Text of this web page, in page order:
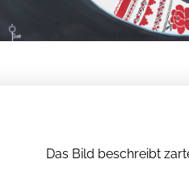
Das Bild beschreibt